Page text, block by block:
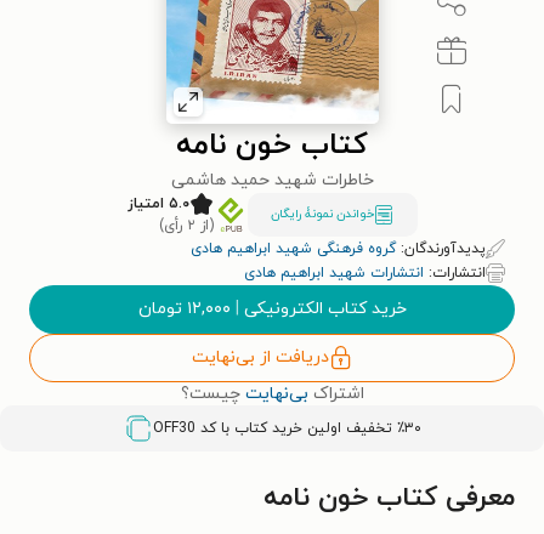
کتاب خون نامه
خاطرات شهید حمید هاشمی
خواندن نمونۀ رایگان
۵.۰ امتیاز
(از ۲ رأی)
پدیدآورندگان:گروه فرهنگی شهید ابراهیم هادی
انتشارات: انتشارات شهید ابراهیم هادی
خرید کتاب الکترونیکی | ۱۲,۰۰۰ تومان
دریافت از بی‌نهایت
اشتراک بی‌نهایت چیست؟
٪۳۰ تخفیف اولین خرید کتاب با کد OFF30
معرفی کتاب خون نامه